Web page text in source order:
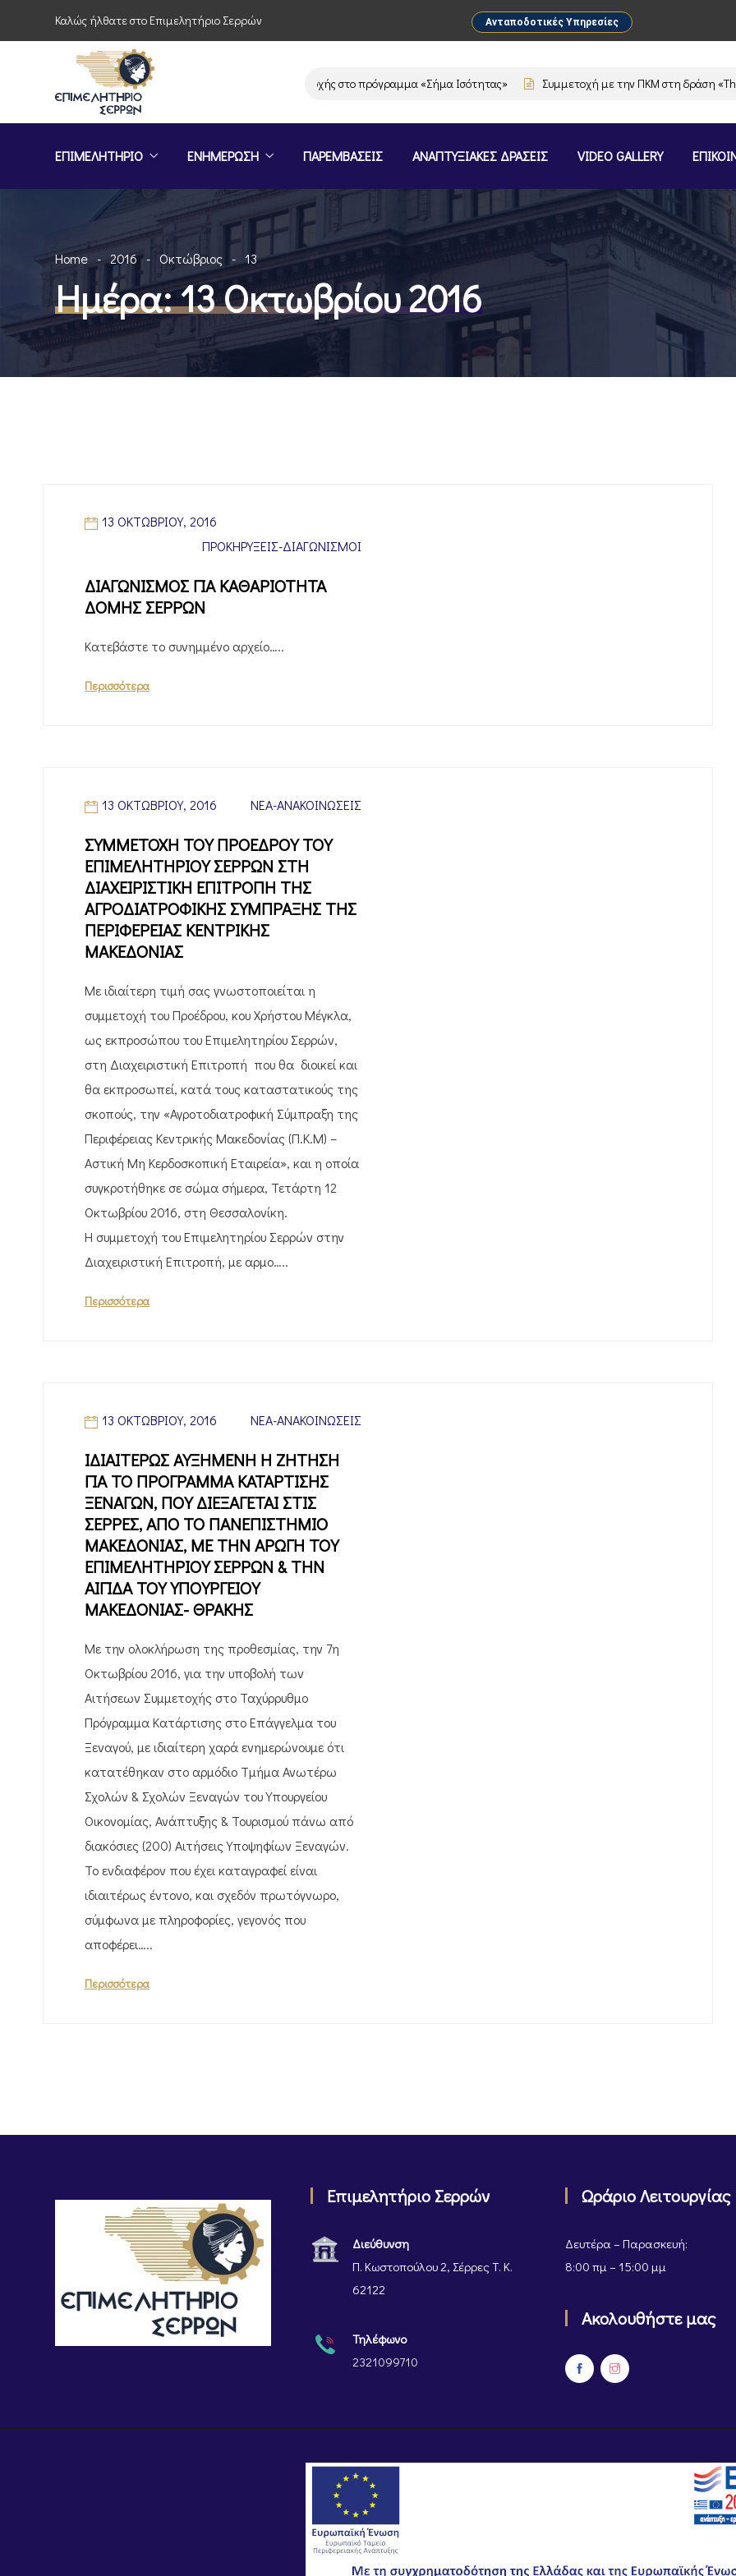
Καλώς ήλθατε στο Επιμελητήριο Σερρών Ανταποδοτικές Υπηρεσίες
Πρόσκληση συμμετοχής στο πρόγραμμα «Σήμα Ισότητας» Συμμετοχή με την ΠΚΜ στη δράση «The
ΕΠΙΜΕΛΗΤΗΡΙΟ ΕΝΗΜΕΡΩΣΗ ΠΑΡΕΜΒΑΣΕΙΣ ΑΝΑΠΤΥΞΙΑΚΕΣ ΔΡΑΣΕΙΣ VIDEO GALLERY
Home 2016 Οκτώβριος 13
Ημέρα:13 Οκτωβρίου 2016
13 ΟΚΤΩΒΡΊΟΥ, 2016
ΠΡΟΚΗΡΎΞΕΙΣ-ΔΙΑΓΩΝΙΣΜΟΊ
ΔΙΑΓΩΝΙΣΜΟΣ ΓΙΑ ΚΑΘΑΡΙΟΤΗΤΑ
ΔΟΜΗΣ ΣΕΡΡΩΝ
Κατεβάστε το συνημμένο αρχείο…..
Περισσότερα
13 ΟΚΤΩΒΡΊΟΥ, 2016 ΝΈΑ-ΑΝΑΚΟΙΝΏΣΕΙΣ
ΣΥΜΜΕΤΟΧΗ ΤΟΥ ΠΡΟΕΔΡΟΥ ΤΟΥ
ΕΠΙΜΕΛΗΤΗΡΙΟΥ ΣΕΡΡΩΝ ΣΤΗ
ΔΙΑΧΕΙΡΙΣΤΙΚΗ ΕΠΙΤΡΟΠΗ ΤΗΣ
ΑΓΡΟΔΙΑΤΡΟΦΙΚΗΣ ΣΥΜΠΡΑΞΗΣ ΤΗΣ
ΠΕΡΙΦΕΡΕΙΑΣ ΚΕΝΤΡΙΚΗΣ
ΜΑΚΕΔΟΝΙΑΣ
Με ιδιαίτερη τιμή σας γνωστοποιείται η
συμμετοχή του Προέδρου, κου Χρήστου Μέγκλα,
ως εκπροσώπου του Επιμελητηρίου Σερρών,
στη Διαχειριστική Επιτροπή που θα διοικεί και
θα εκπροσωπεί, κατά τους καταστατικούς της
σκοπούς, την «Αγροτοδιατροφική Σύμπραξη της
Περιφέρειας Κεντρικής Μακεδονίας (Π.Κ.Μ) –
Αστική Μη Κερδοσκοπική Εταιρεία», και η οποία
συγκροτήθηκε σε σώμα σήμερα, Τετάρτη 12
Οκτωβρίου 2016, στη Θεσσαλονίκη.
Η συμμετοχή του Επιμελητηρίου Σερρών στην
Διαχειριστική Επιτροπή, με αρμο…..
Περισσότερα
13 ΟΚΤΩΒΡΊΟΥ, 2016 ΝΈΑ-ΑΝΑΚΟΙΝΏΣΕΙΣ
ΙΔΙΑΙΤΕΡΩΣ ΑΥΞΗΜΕΝΗ Η ΖΗΤΗΣΗ
ΓΙΑ ΤΟ ΠΡΟΓΡΑΜΜΑ ΚΑΤΑΡΤΙΣΗΣ
ΞΕΝΑΓΩΝ, ΠΟΥ ΔΙΕΞΑΓΕΤΑΙ ΣΤΙΣ
ΣΕΡΡΕΣ, ΑΠΟ ΤΟ ΠΑΝΕΠΙΣΤΗΜΙΟ
ΜΑΚΕΔΟΝΙΑΣ, ΜΕ ΤΗΝ ΑΡΩΓΗ ΤΟΥ
ΕΠΙΜΕΛΗΤΗΡΙΟΥ ΣΕΡΡΩΝ & ΤΗΝ
ΑΙΓΙΔΑ ΤΟΥ ΥΠΟΥΡΓΕΙΟΥ
ΜΑΚΕΔΟΝΙΑΣ- ΘΡΑΚΗΣ
Με την ολοκλήρωση της προθεσμίας, την 7η
Οκτωβρίου 2016, για την υποβολή των
Αιτήσεων Συμμετοχής στο Ταχύρρυθμο
Πρόγραμμα Κατάρτισης στο Επάγγελμα του
Ξεναγού, με ιδιαίτερη χαρά ενημερώνουμε ότι
κατατέθηκαν στο αρμόδιο Τμήμα Ανωτέρω
Σχολών & Σχολών Ξεναγών του Υπουργείου
Οικονομίας, Ανάπτυξης & Τουρισμού πάνω από
διακόσιες (200) Αιτήσεις Υποψηφίων Ξεναγών.
Το ενδιαφέρον που έχει καταγραφεί είναι
ιδιαιτέρως έντονο, και σχεδόν πρωτόγνωρο,
σύμφωνα με πληροφορίες, γεγονός που
αποφέρει…..
Περισσότερα
Επιμελητήριο Σερρών
Διεύθυνση
Π. Κωστοπούλου 2, Σέρρες Τ. Κ.
62122
Τηλέφωνο
2321099710
Ωράριο Λειτουργίας
Δευτέρα – Παρασκευή:
8:00 πμ – 15:00 μμ
Ακολουθήστε μας